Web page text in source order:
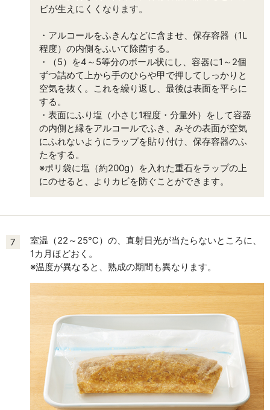
ビが生えにくくなります。
・アルコールをふきんなどに含ませ、保存容器（1L
程度）の内側をふいて除菌する。
・（5）を4～5等分のボール状にし、容器に1～2個
ずつ詰めて上から手のひらや甲で押してしっかりと
空気を抜く。これを繰り返し、最後は表面を平らに
する。
・表面にふり塩（小さじ1程度・分量外）をして容器
の内側と縁をアルコールでふき、みその表面が空気
にふれないようにラップを貼り付け、保存容器のふ
たをする。
※ポリ袋に塩（約200g）を入れた重石をラップの上
にのせると、よりカビを防ぐことができます。
7
室温（22～25℃）の、直射日光が当たらないところに、
1カ月ほどおく。
※温度が異なると、熟成の期間も異なります。